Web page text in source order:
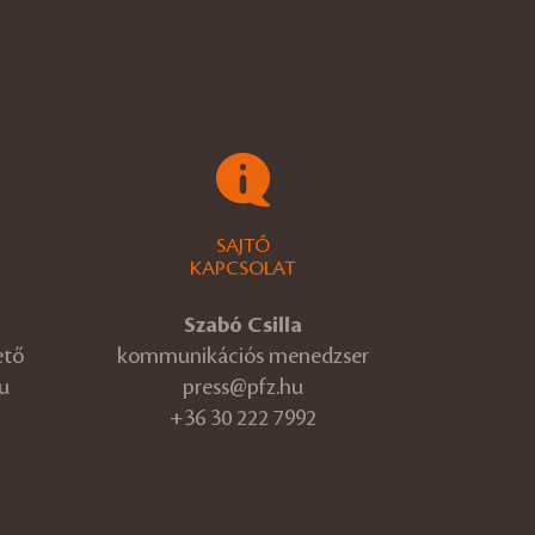
SAJTÓ
KAPCSOLAT
Szabó Csilla
kommunikációs menedzser
press@pfz.hu
+36 30 222 7992